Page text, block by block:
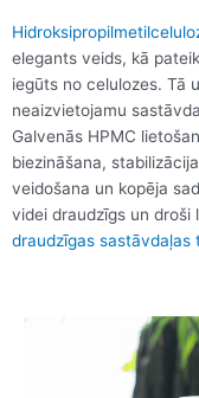
elegants veids, kā
iegūts no celulozes. Tā
neaizvietojamu
Galvenās HPMC
biezināšana,
veidošana un kopēja
videi draudzīgs un
draudzīgas sastāvdaļas